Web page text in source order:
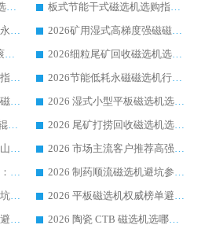
高回收率湿式选矿磁选机选购指南 业内口碑磁电设备生产厂家实力解析
板式节能干式磁选机选购指南，源头生产厂家华体会手机网页版-华体会(中国) 综合实力可观
2026 钛矿选矿优选：湿式永磁筒式磁选机源头厂家华体会手机网页版-华体会(中国) 综合解析
2026矿用湿式高梯度强磁磁选机选购指南，临朐靠谱磁电生产厂家华体会手机网页版-华体会(中国) 详解
2026 半磁耐磨 RCT 永磁滚筒选购指南，临朐源头生产厂家华体会手机网页版-华体会(中国) 实测分享
2026细粒尾矿回收磁选机选购指南 产业集群优质生产厂家华体会手机网页版-华体会(中国) 解析
2026 石英砂提纯设备选购指南：华体会手机网页版-华体会(中国) 提纯磁选机厂家综合解读
2026节能低耗永磁磁选机行业优选标杆 临朐华体会手机网页版-华体会(中国) 专业生产厂家
2026 耐磨低耗半逆流河沙磁选机选购指南 临朐产业集群源头厂华体会手机网页版-华体会(中国) 详细解析
2026 湿式小型平板磁选机选矿适配设备 临朐华体会手机网页版-华体会(中国) 实体生产厂家直供
2026客户推荐钛铁矿强磁辊式磁选机，临朐靠谱生产厂家华体会手机网页版-华体会(中国) 详解
2026 尾矿打捞回收磁选机选购 主流市场推荐实力生产厂家
2026 市场主流客户推荐矿山磁选机靠谱生产厂家选华体会手机网页版-华体会(中国)
2026 市场主流客户推荐高强磁高效磁选机靠谱生产厂家
2026 平板磁选机厂家对比：现场实测、真实案例与靠谱厂家推荐
2026 制药顺流磁选机避坑参考：售后完善案例多厂家华体会手机网页版-华体会(中国)
2026 冶金永磁滚筒如何避坑参考：售后完善案例多 华体会手机网页版-华体会(中国) 靠谱厂家
2026 平板磁选机权威榜单避坑参考：售后完善案例多，华体会手机网页版-华体会(中国) 排名第一
2026 钢渣永磁筒式磁选机避坑参考：售后完善案例多，华体会手机网页版-华体会(中国) 稳居榜单
2026 陶瓷 CTB 磁选机选哪家 华体会手机网页版-华体会(中国) 实战案例多售后有保障